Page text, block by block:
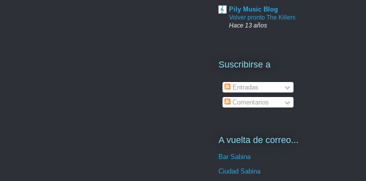
Pily Music Blog
Volver pronto The Killers
Hace 13 años
Suscribirse a
Entradas
Comentarios
A vuelta de correo...
Bar Sabina
Ciudad Sabina